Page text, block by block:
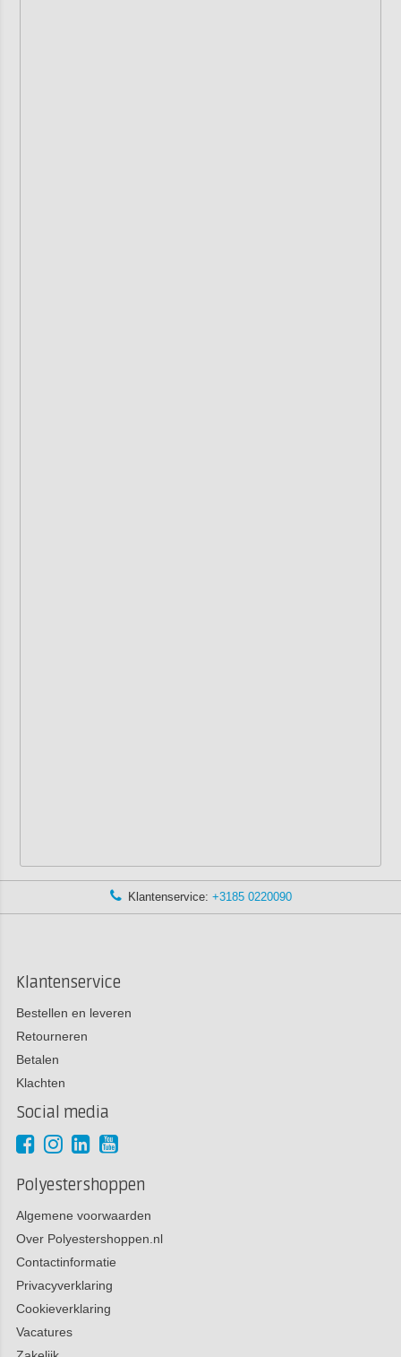
Klantenservice: +3185 0220090
Klantenservice
Bestellen en leveren
Retourneren
Betalen
Klachten
Social media
Polyestershoppen
Algemene voorwaarden
Over Polyestershoppen.nl
Contactinformatie
Privacyverklaring
Cookieverklaring
Vacatures